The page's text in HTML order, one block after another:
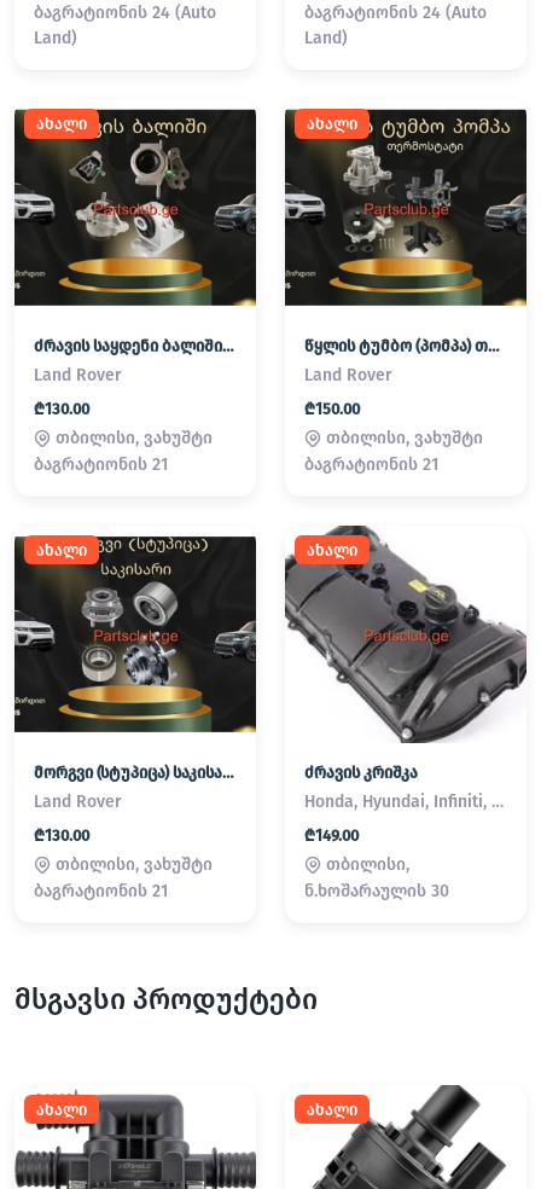
ბაგრატიონის 24 (Auto
Land)
ბაგრატიონის 24 (Auto
Land)
ახალი
ძრავის საყდენი ბალიში (პადმატორნი) Land Rover / Range Rover
Land Rover
₾130.00
თბილისი, ვახუშტი
ბაგრატიონის 21
ახალი
წყლის ტუმბო (პომპა) თერმოსტატი Land Rover / Range Rover
Land Rover
₾150.00
თბილისი, ვახუშტი
ბაგრატიონის 21
ახალი
მორგვი (სტუპიცა) საკისარი Land Rover / Range Rover
Land Rover
₾130.00
თბილისი, ვახუშტი
ბაგრატიონის 21
ახალი
ძრავის კრიშკა
Honda, Hyundai, Infiniti, Kia, Lexus, Mazda, Mitsubishi, Nissan, Subaru, Suzuki, Toyota
₾149.00
თბილისი,
ნ.ხოშარაულის 30
მსგავსი პროდუქტები
ახალი ახალი